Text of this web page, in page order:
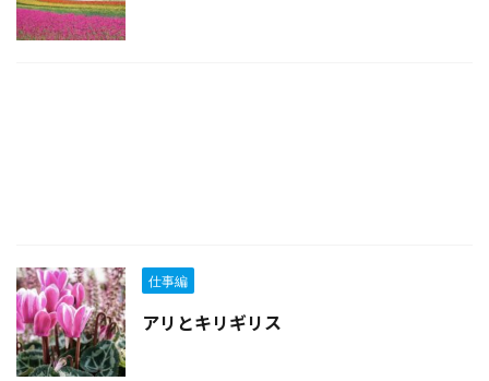
仕事編
アリとキリギリス